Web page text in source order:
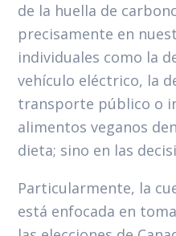
de la huella de
precisamente en
individuales como la
vehículo eléctrico, la
transporte público o
alimentos veganos
dieta; sino en las
Particularmente, la
está enfocada en